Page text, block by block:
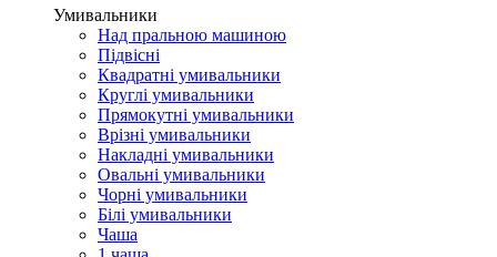
Умивальники
Над пральною машиною
Підвісні
Квадратні умивальники
Круглі умивальники
Прямокутні умивальники
Врізні умивальники
Накладні умивальники
Овальні умивальники
Чорні умивальники
Білі умивальники
Чаша